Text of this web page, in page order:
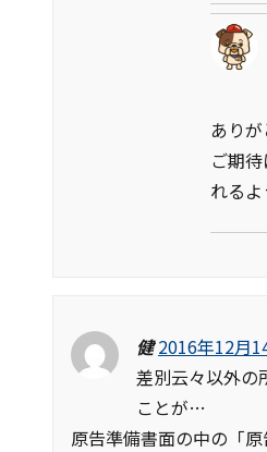
あり
ご期
れるよ
健 2016年12月
差別云々以外の
ことが…
原告準備書面の中の「